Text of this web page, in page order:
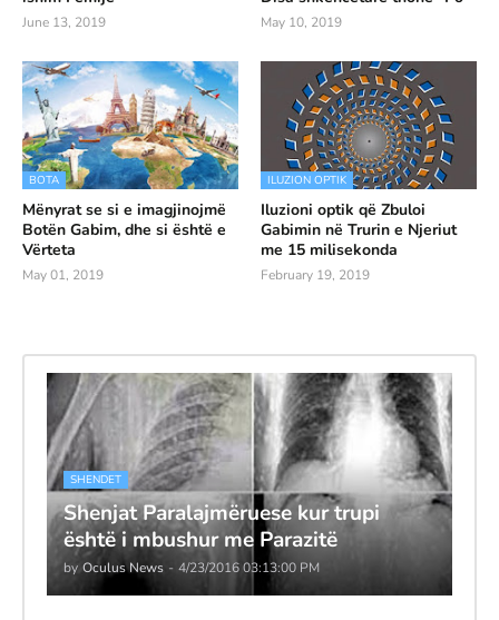
June 13, 2019 May 10, 2019
BOTA
Mënyrat se si e imagjinojmë
Botën Gabim, dhe si është e
Vërteta
May 01, 2019
ILUZION OPTIK
Iluzioni optik që Zbuloi
Gabimin në Trurin e Njeriut
me 15 milisekonda
February 19, 2019
SHENDET
Shenjat Paralajmëruese kur trupi
është i mbushur me Parazitë
by Oculus News - 4/23/2016 03:13:00 PM